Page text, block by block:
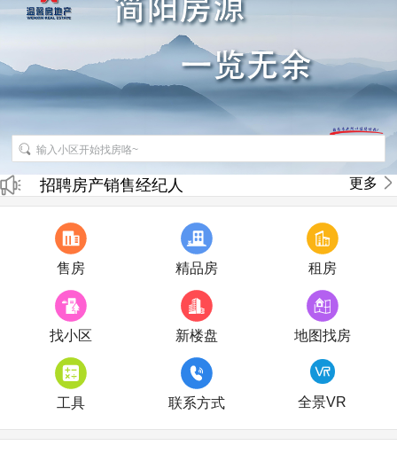
招聘房产销售经纪人
房产直播
更多
售房 精品房 租房
找小区 新楼盘 地图找房
工具 联系方式 全景VR